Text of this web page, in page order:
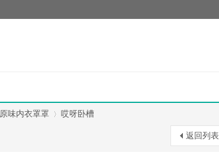
原味内衣罩罩 哎呀卧槽
返回列表